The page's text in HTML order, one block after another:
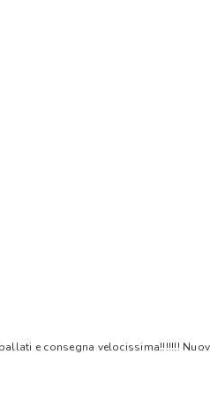
e consegna velocissima!!!!!!!